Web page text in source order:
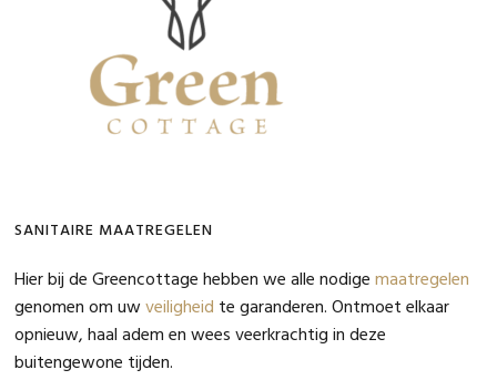
SANITAIRE MAATREGELEN
Hier bij de Greencottage hebben we alle nodigemaatregelen
genomen om uwveiligheid te garanderen. Ontmoet elkaar
opnieuw, haal adem en wees veerkrachtig in deze
buitengewone tijden.